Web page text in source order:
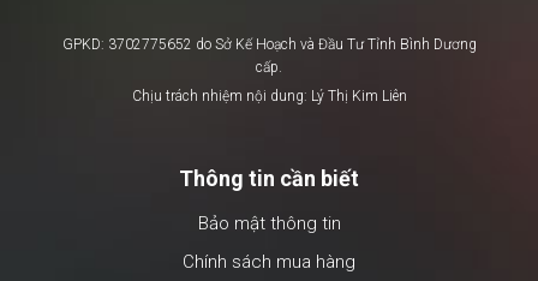
GPKD: 3702775652 do Sở Kế Hoạch và Đầu Tư Tỉnh Bình Dương
cấp.
Chịu trách nhiệm nội dung: Lý Thị Kim Liên
Thông tin cần biết
Bảo mật thông tin
Chính sách mua hàng